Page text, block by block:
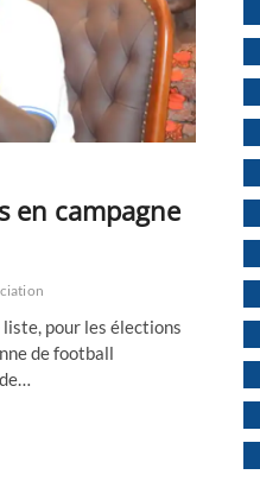
en campagne
pour les élections
de football